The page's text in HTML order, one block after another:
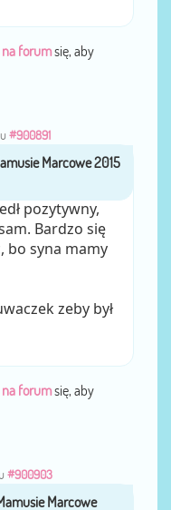
forumsię, aby
#900891
pozytywny,
Bardzo się
bo syna mamy
zeby był
forumsię, aby
#900903